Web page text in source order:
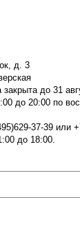
д. 3
до 31
до 20:00 по
37-39 или
до 18:00.